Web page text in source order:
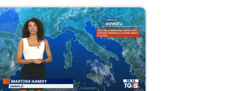
previsioni.